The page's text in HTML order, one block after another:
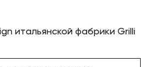
итальянской фабрики Grilli